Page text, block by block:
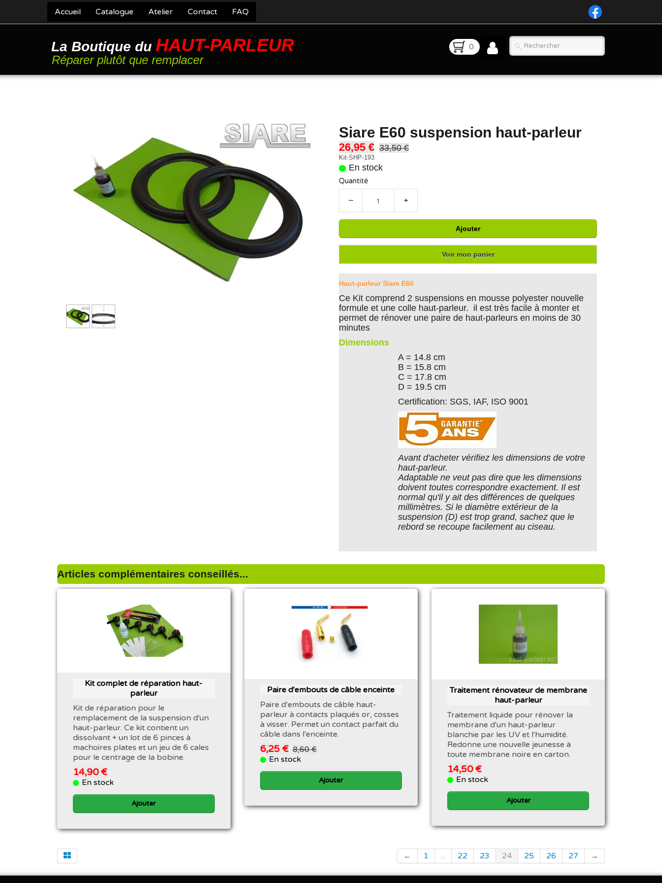
Accueil Catalogue Atelier Contact FAQ
La Boutique du HAUT-PARLEUR
Réparer plutôt que remplacer
0
Siare E60 suspension haut-parleur
26,95 € 33,50 €
Kit-SHP-193
En stock
Quantité
− +
Ajouter
Voir mon panier
Haut-parleur Siare E60
Ce Kit comprend 2 suspensions en mousse polyester nouvelle
formule et une colle haut-parleur. il est très facile à monter et
permet de rénover une paire de haut-parleurs en moins de 30
minutes
Dimensions
A = 14.8 cm
B = 15.8 cm
C = 17.8 cm
D = 19.5 cm
Certification: SGS, IAF, ISO 9001
Avant d'acheter vérifiez les dimensions de votre
haut-parleur.
Adaptable ne veut pas dire que les dimensions
doivent toutes correspondre exactement. Il est
normal qu'il y ait des différences de quelques
millimètres. Si le diamètre extérieur de la
suspension (D) est trop grand, sachez que le
rebord se recoupe facilement au ciseau.
Articles complémentaires conseillés...
Kit complet de réparation haut-
parleur
Kit de réparation pour le
remplacement de la suspension d'un
haut-parleur. Ce kit contient un
dissolvant + un lot de 6 pinces à
machoires plates et un jeu de 6 cales
pour le centrage de la bobine.
14,90 €
En stock
Ajouter
Paire d'embouts de câble enceinte
Paire d'embouts de câble haut-
parleur à contacts plaqués or, cosses
à visser. Permet un contact parfait du
câble dans l'enceinte.
6,25 € 8,60 €
En stock
Ajouter
Traitement rénovateur de membrane
haut-parleur
Traitement liquide pour rénover la
membrane d'un haut-parleur
blanchie par les UV et l'humidité.
Redonne une nouvelle jeunesse à
toute membrane noire en carton.
14,50 €
En stock
Ajouter
← 1 ... 22 23 24 25 26 27 →